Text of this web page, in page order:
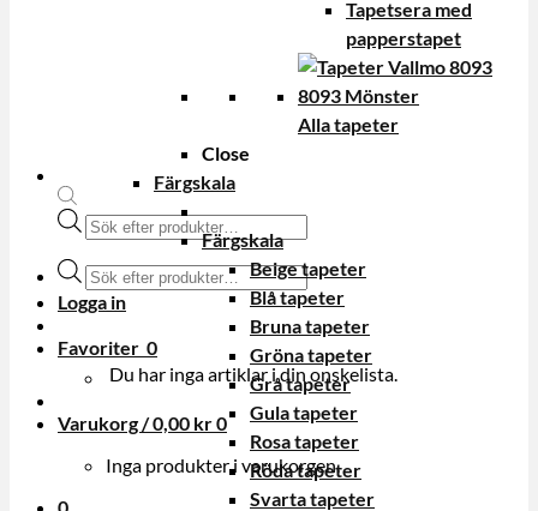
Produktsökning
Produktsökning
Logga in
Favoriter 0
Du har inga artiklar i din onskelista.
Varukorg /0,00 kr0
Inga produkter i varukorgen.
Tapetsera med
papperstapet
Alla tapeter
Close
Färgskala
Färgskala
Beige tapeter
Blå tapeter
Bruna tapeter
Gröna tapeter
Grå tapeter
Gula tapeter
Rosa tapeter
Röda tapeter
Svarta tapeter